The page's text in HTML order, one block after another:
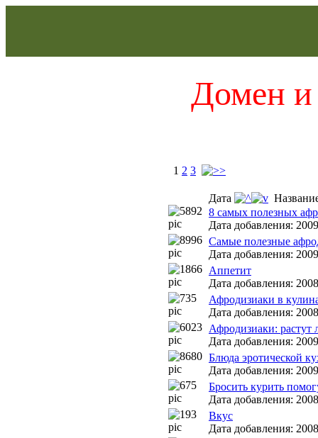
Домен и
1 2 3
Дата
8 самых полезных
Дата добавления:
Cамые полезные
Дата добавления:
Аппетит
Дата добавления:
Афродизиаки в
Дата добавления:
Афродизиаки: растут
Дата добавления:
Блюда эротической
Дата добавления:
Бросить курить
Дата добавления:
Вкус
Дата добавления: